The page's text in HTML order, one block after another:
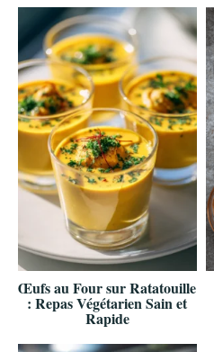
Œufs au Four sur Ratatouille
: Repas Végétarien Sain et
Rapide